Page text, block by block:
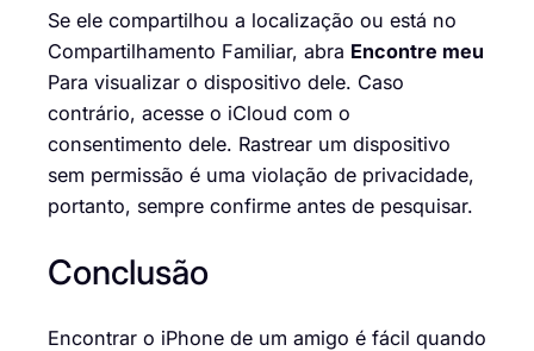
Se ele compartilhou a localização ou está no
Compartilhamento Familiar, abra Encontre meu
Para visualizar o dispositivo dele. Caso
contrário, acesse o iCloud com o
consentimento dele. Rastrear um dispositivo
sem permissão é uma violação de privacidade,
portanto, sempre confirme antes de pesquisar.
Conclusão
Encontrar o iPhone de um amigo é fácil quando